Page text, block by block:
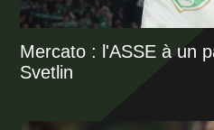
Mercato : l'ASSE à un
Svetlin